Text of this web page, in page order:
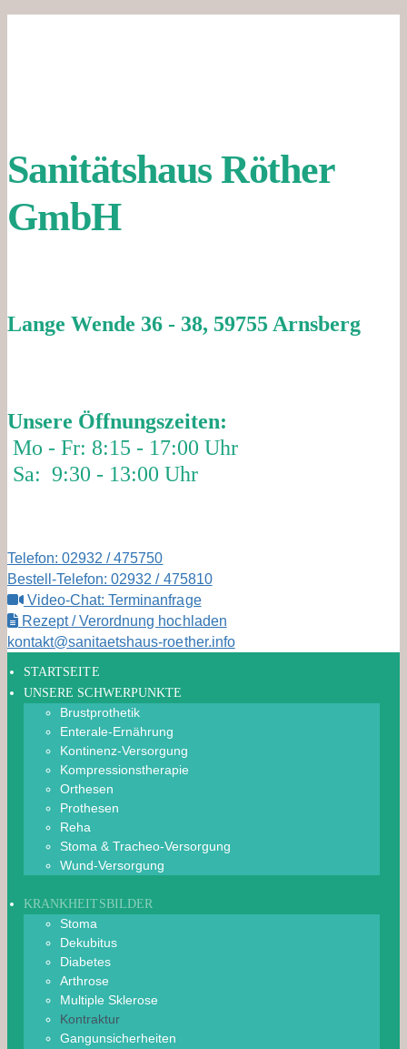
Sanitätshaus Röther
GmbH
Lange Wende 36 - 38, 59755 Arnsberg
Unsere Öffnungszeiten:
Mo - Fr: 8:15 - 17:00 Uhr
Sa: 9:30 - 13:00 Uhr
Telefon: 02932 / 475750
Bestell-Telefon: 02932 / 475810
Video-Chat: Terminanfrage
Rezept / Verordnung hochladen
kontakt@sanitaetshaus-roether.info
STARTSEITE
UNSERE SCHWERPUNKTE
Brustprothetik
Enterale-Ernährung
Kontinenz-Versorgung
Kompressionstherapie
Orthesen
Prothesen
Reha
Stoma & Tracheo-Versorgung
Wund-Versorgung
KRANKHEITSBILDER
Stoma
Dekubitus
Diabetes
Arthrose
Multiple Sklerose
Kontraktur
Gangunsicherheiten